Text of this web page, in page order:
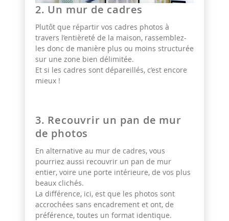
2. Un mur de cadres
Plutôt que répartir vos cadres photos à
travers l’entièreté de la maison, rassemblez-
les donc de manière plus ou moins structurée
sur une zone bien délimitée.
Et si les cadres sont dépareillés, c’est encore
mieux !
3. Recouvrir un pan de mur
de photos
En alternative au mur de cadres, vous
pourriez aussi recouvrir un pan de mur
entier, voire une porte intérieure, de vos plus
beaux clichés.
La différence, ici, est que les photos sont
accrochées sans encadrement et ont, de
préférence, toutes un format identique.